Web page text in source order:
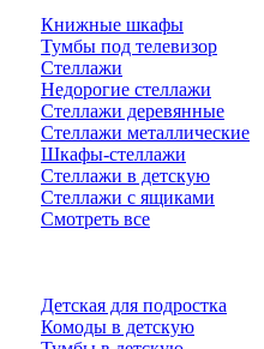
Книжные шкафы
Тумбы под телевизор
Стеллажи
Недорогие стеллажи
Стеллажи деревянные
Стеллажи металлические
Шкафы-стеллажи
Стеллажи в детскую
Стеллажи с ящиками
Смотреть все
Детская для подростка
Комоды в детскую